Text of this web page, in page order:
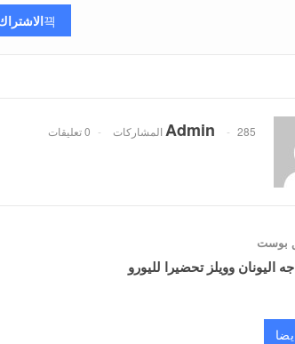
Admin 285 المشاركات 0 تعليقات
بوست
اليونان وويلز تحضيرا لليورو